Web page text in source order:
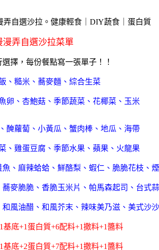
漫弄自選沙拉菜單
擇，每份餐點寫一張單子！！
、糙米、蕎麥麵、綜合生菜
卵、杏鮑菇、季節蔬菜、花椰菜、玉米
醃蘿蔔、小黃瓜、蟹肉棒、地瓜、海帶
、雞蛋豆腐、季節水果、蘋果、火龍果
、麻辣蛤蛤、鮮酪梨、蝦仁、脆脆花枝、
麥脆脆、香脆玉米片、帕馬森起司、台式
風油醋、和風芥末、辣味美乃滋、美式沙
基底+1蛋白質+6配料+1撒料+1醬料
基底+2蛋白質+7配料+1撒料+1醬料